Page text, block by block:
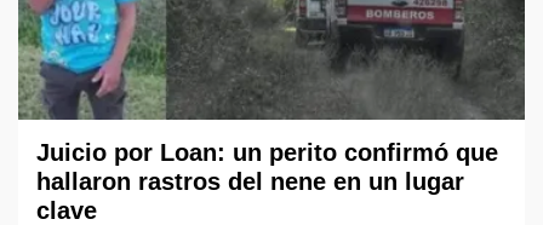
Juicio por Loan: un perito confirmó que
hallaron rastros del nene en un lugar
clave